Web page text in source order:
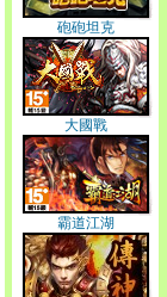
砲砲坦克
大國戰
霸道江湖